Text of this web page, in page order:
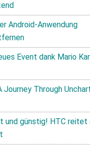
Android-Anwendung
Event dank Mario
Journey Through
und günstig! HTC reitet